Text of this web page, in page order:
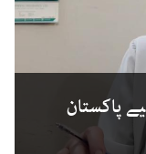
پاکستان